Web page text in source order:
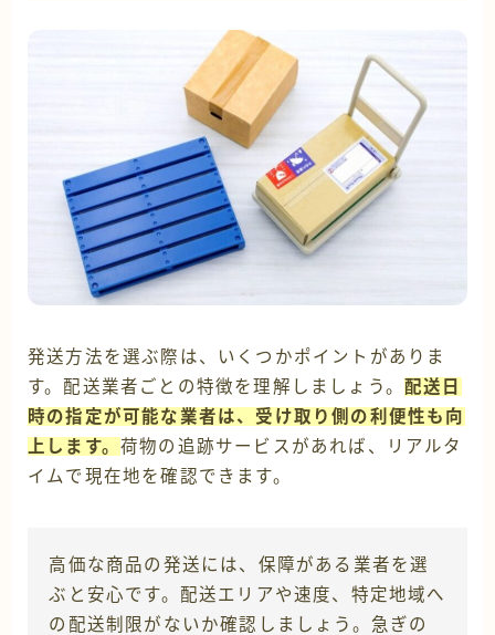
発送方法を選ぶ際は、いくつかポイントがありま
す。配送業者ごとの特徴を理解しましょう。 配送日
時の指定が可能な業者は、受け取り側の利便性も向
上します。 荷物の追跡サービスがあれば、リアルタ
イムで現在地を確認できます。
高価な商品の発送には、保障がある業者を選
ぶと安心です。配送エリアや速度、特定地域へ
の配送制限がないか確認しましょう。急ぎの